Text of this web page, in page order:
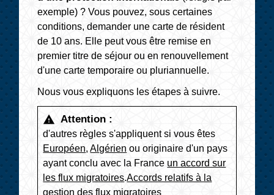
exemple) ? Vous pouvez, sous certaines
conditions, demander une carte de résident
de 10 ans. Elle peut vous être remise en
premier titre de séjour ou en renouvellement
d'une carte temporaire ou pluriannuelle.
Nous vous expliquons les étapes à suivre.
warning Attention :
d'autres règles s'appliquent si vous êtes
Européen,Algérien ou originaire d'un pays
ayant conclu avec la France un accord sur
les flux migratoires.Accords relatifs à la
gestion des flux migratoires